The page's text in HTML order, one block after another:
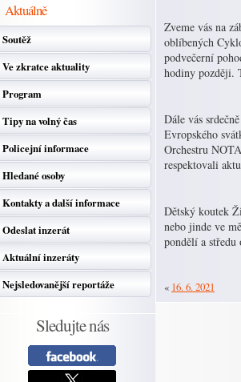
Aktuálně
Soutěž
Ve zkratce aktuality
Program
Tipy na volný čas
Policejní informace
Hledané osoby
Kontakty a další informace
Odeslat inzerát
Aktuální inzeráty
Nejsledovanější reportáže
Sledujte nás
Zveme vás na
oblíbených
podvečerní
hodiny později.
Dále vás
Evropského
Orchestru
respektovali
Dětský koutek
nebo jinde ve
pondělí a
« 16. 6. 2021